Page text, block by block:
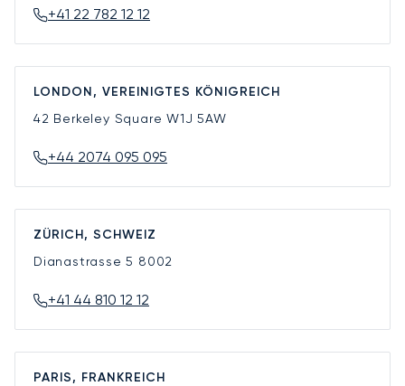
+41 22 782 12 12
LONDON, VEREINIGTES KÖNIGREICH
42 Berkeley SquareW1J 5AW
+44 2074 095 095
ZÜRICH, SCHWEIZ
Dianastrasse 5 8002
+41 44 810 12 12
PARIS, FRANKREICH